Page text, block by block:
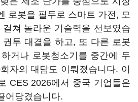
로봇을 필두로 스마트 가전, 모
쳐 놀라운 기술력을 선보였습
투 대결을 하고, 또 다른 로봇
거나 로봇청소기를 중간에 두
자의 대담도 이뤄졌습니다. 이
CES 2026에서 중국 기업들은
어당겼습니다.